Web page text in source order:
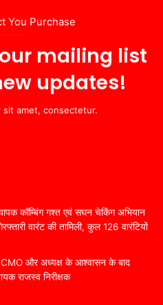
You Purchase
mailing list
updates!
sit amet, consectetur.
कॉम्बिंग गश्त एवं सघन चेकिंग अभियान
वारंट की तामिली, कुल 126 वारंटियों
CMO और अध्यक्ष के आश्वासन के बाद
राजस्व निरीक्षक